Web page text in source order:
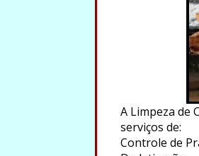
A Limpeza de
serviços de:
Controle de